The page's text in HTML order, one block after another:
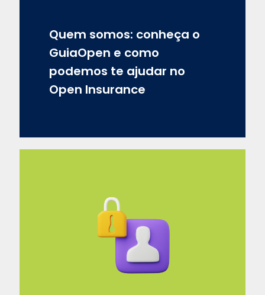
Quem somos: conheça o
GuiaOpen e como
podemos te ajudar no
Open Insurance